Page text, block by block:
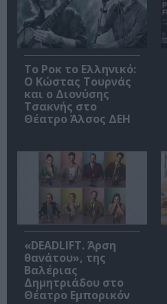
Το Ροκ το Ελληνικό:
Ο Κώστας Τουρνάς
και ο Διονύσης
Τσακνής στο
Θέατρο Άλσος ΔΕΗ
«DEADLIFT. Άρση
θανάτου», της
Βαλέριας
Δημητριάδου στο
Θέατρο Εμπορικόν